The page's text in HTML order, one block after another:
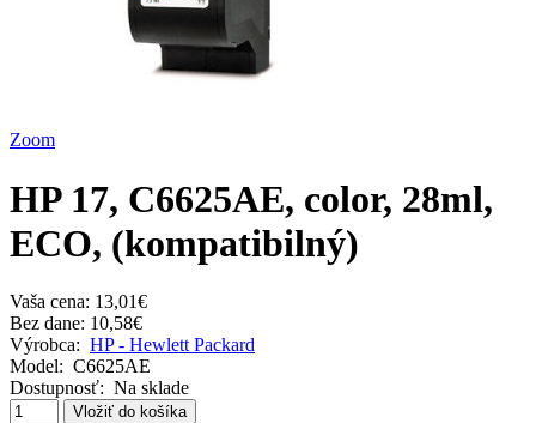
Zoom
HP 17, C6625AE, color, 28ml,
ECO, (kompatibilný)
Vaša cena: 13,01€
Bez dane: 10,58€
Výrobca: HP - Hewlett Packard
Model: C6625AE
Dostupnosť: Na sklade